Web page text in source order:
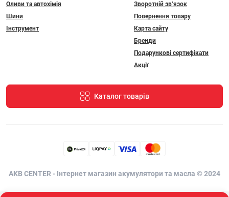
Оливи та автохімія
Шини
Інструмент
Зворотній зв’язок
Повернення товару
Карта сайту
Бренди
Подарункові сертифікати
Акції
Каталог товарів
AKB CENTER - Інтернет магазин акумулятори та масла © 2024